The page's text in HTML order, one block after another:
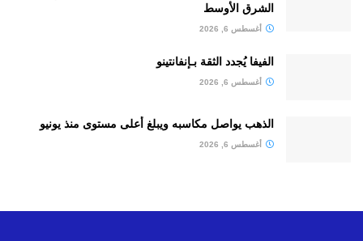
الشرق الأوسط
أغسطس 6, 2026
الفيفا يُجدد الثقة بـإنفانتينو
أغسطس 6, 2026
الذهب يواصل مكاسبه ويبلغ أعلى مستوى منذ يونيو
أغسطس 6, 2026